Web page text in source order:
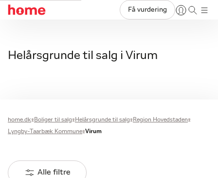
Få vurdering
Helårsgrunde til salg i Virum
home.dk Boliger til salg Helårsgrunde til salg
Region Hovedstaden
Lyngby-Taarbæk Kommune Virum
Alle filtre